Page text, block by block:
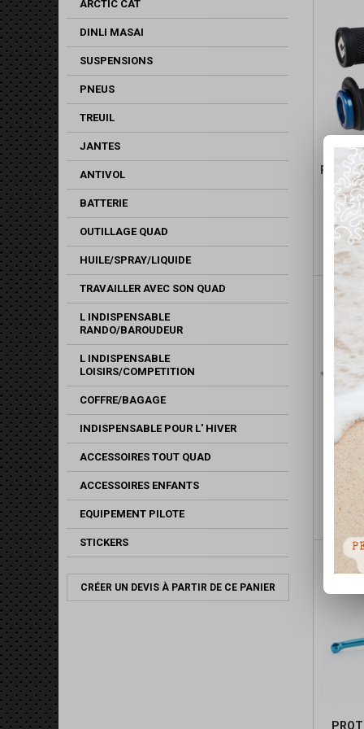
ARCTIC CAT
DINLI MASAI
SUSPENSIONS
PNEUS
TREUIL
JANTES
ANTIVOL
BATTERIE
OUTILLAGE QUAD
HUILE/SPRAY/LIQUIDE
TRAVAILLER AVEC SON QUAD
L INDISPENSABLE
RANDO/BAROUDEUR
L INDISPENSABLE
LOISIRS/COMPETITION
COFFRE/BAGAGE
INDISPENSABLE POUR L' HIVER
ACCESSOIRES TOUT QUAD
ACCESSOIRES ENFANTS
EQUIPEMENT PILOTE
STICKERS
CRÉER UN DEVIS À PARTIR DE CE PANIER
ON
